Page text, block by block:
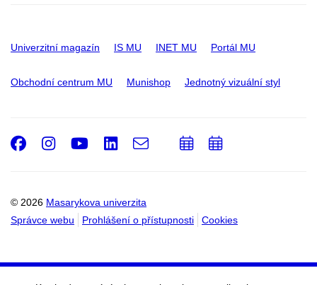
Univerzitní magazín IS MU INET MU Portál MU
Obchodní centrum MU Munishop Jednotný vizuální styl
© 2026 Masarykova univerzita
Správce webu
Prohlášení o přístupnosti Cookies
Facebook
Instagram
Youtube
LinkedIn
e-
Email
PřidatPřidat